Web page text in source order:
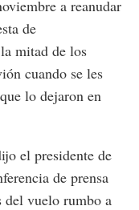
a reanudar
de
mitad de los
cuando se les
lo dejaron en
el presidente de
de prensa
vuelo rumbo a